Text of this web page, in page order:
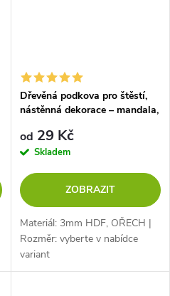
Dřevěná podkova pro štěstí,
nástěnná dekorace – mandala,
od 29 Kč
Skladem
ZOBRAZIT
Materiál: 3mm HDF, OŘECH |
Rozměr: vyberte v nabídce
variant